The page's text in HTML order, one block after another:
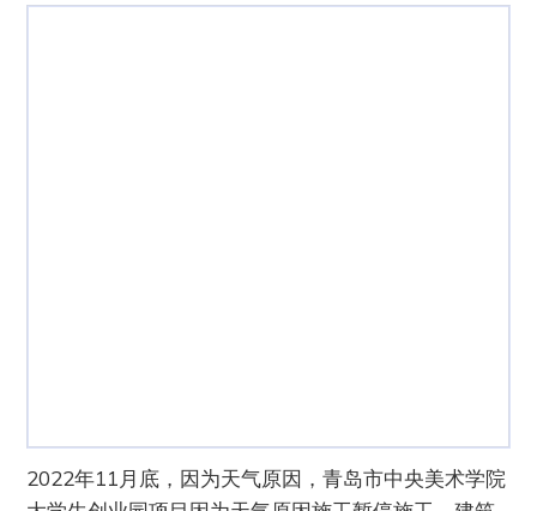
2022年11月底，因为天气原因，青岛市中央美术学院